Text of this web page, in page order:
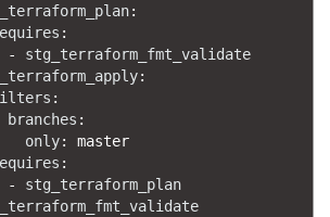
:
:
-
stg_terraform_fmt_validate
:
:
branches :
only:
master
:
-
stg_terraform_plan